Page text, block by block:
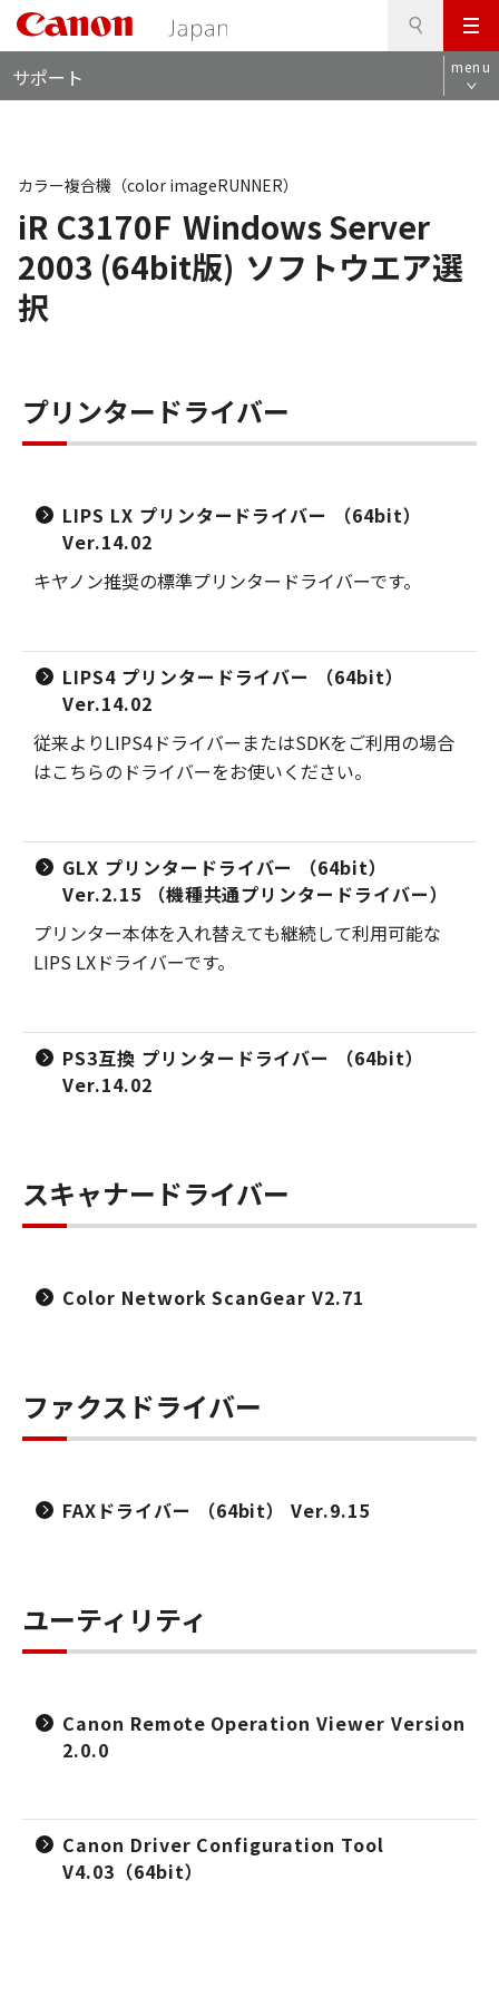
メ
ニ
ュ
サポート menu
iR C3170F Windows Server
2003 (64bit版) ソフトウエア選
択
カラー複合機（color imageRUNNER）
プリンタードライバー
LIPS LX プリンタードライバー （64bit）
Ver.14.02
キヤノン推奨の標準プリンタードライバーです。
LIPS4 プリンタードライバー （64bit）
Ver.14.02
従来よりLIPS4ドライバーまたはSDKをご利用の場合
はこちらのドライバーをお使いください。
GLX プリンタードライバー （64bit）
Ver.2.15 （機種共通プリンタードライバー）
プリンター本体を入れ替えても継続して利用可能な
LIPS LXドライバーです。
PS3互換 プリンタードライバー （64bit）
Ver.14.02
スキャナードライバー
Color Network ScanGear V2.71
ファクスドライバー
FAXドライバー （64bit） Ver.9.15
ユーティリティ
Canon Remote Operation Viewer Version
2.0.0
Canon Driver Configuration Tool
V4.03（64bit）